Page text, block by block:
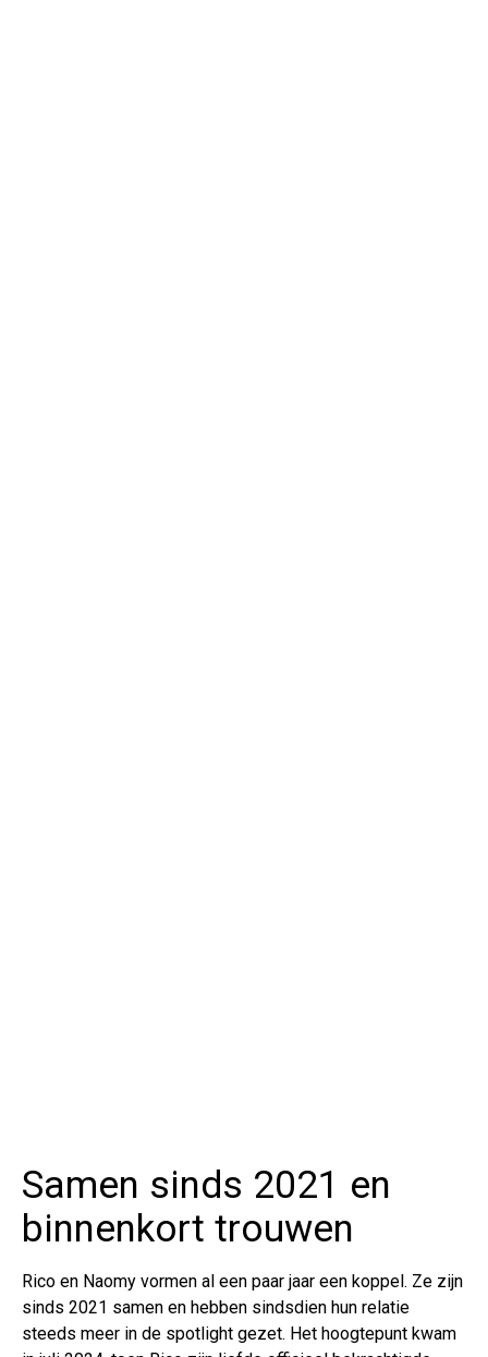
Samen sinds 2021 en
binnenkort trouwen
Rico en Naomy vormen al een paar jaar een koppel. Ze zijn
sinds 2021 samen en hebben sindsdien hun relatie
steeds meer in de spotlight gezet. Het hoogtepunt kwam